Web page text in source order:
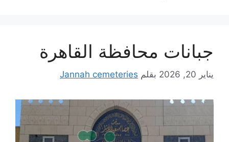
جبانات محافظة القاهرة
يناير 20, 2026 بقلم Jannah cemeteries